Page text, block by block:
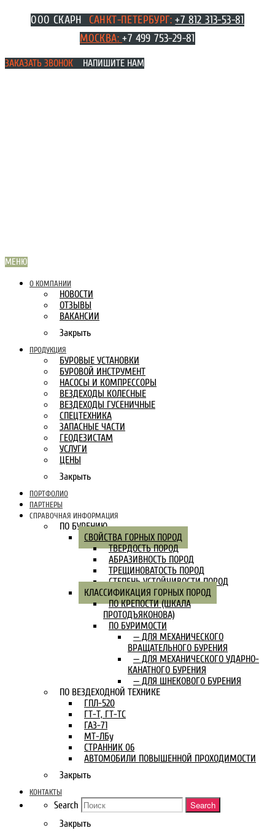
Перейти
ООО СКАРН САНКТ-ПЕТЕРБУРГ:+7 812 313-53-81
МОСКВА:+7 499 753-29-81
ЗАКАЗАТЬ ЗВОНОК НАПИШИТЕ НАМ
МЕНЮ
О КОМПАНИИ
НОВОСТИ
ОТЗЫВЫ
ВАКАНСИИ
Закрыть
ПРОДУКЦИЯ
БУРОВЫЕ УСТАНОВКИ
БУРОВОЙ ИНСТРУМЕНТ
НАСОСЫ И КОМПРЕССОРЫ
ВЕЗДЕХОДЫ КОЛЕСНЫЕ
ВЕЗДЕХОДЫ ГУСЕНИЧНЫЕ
СПЕЦТЕХНИКА
ЗАПАСНЫЕ ЧАСТИ
ГЕОДЕЗИСТАМ
УСЛУГИ
ЦЕНЫ
Закрыть
ПОРТФОЛИО
ПАРТНЕРЫ
СПРАВОЧНАЯ ИНФОРМАЦИЯ
ПО БУРЕНИЮ
СВОЙСТВА ГОРНЫХ ПОРОД
ТВЕРДОСТЬ ПОРОД
АБРАЗИВНОСТЬ ПОРОД
ТРЕЩИНОВАТОСТЬ ПОРОД
СТЕПЕНЬ УСТОЙЧИВОСТИ ПОРОД
КЛАССИФИКАЦИЯ ГОРНЫХ ПОРОД
ПО КРЕПОСТИ (ШКАЛА
ПРОТОДЪЯКОНОВА)
ПО БУРИМОСТИ
— ДЛЯ МЕХАНИЧЕСКОГО
ВРАЩАТЕЛЬНОГО БУРЕНИЯ
— ДЛЯ МЕХАНИЧЕСКОГО УДАРНО-
КАНАТНОГО БУРЕНИЯ
— ДЛЯ ШНЕКОВОГО БУРЕНИЯ
ПО ВЕЗДЕХОДНОЙ ТЕХНИКЕ
ГПЛ-520
ГТ-Т, ГТ-ТС
ГАЗ-71
МТ-ЛБу
СТРАННИК 06
АВТОМОБИЛИ ПОВЫШЕННОЙ ПРОХОДИМОСТИ
Закрыть
КОНТАКТЫ
Search Search
Закрыть